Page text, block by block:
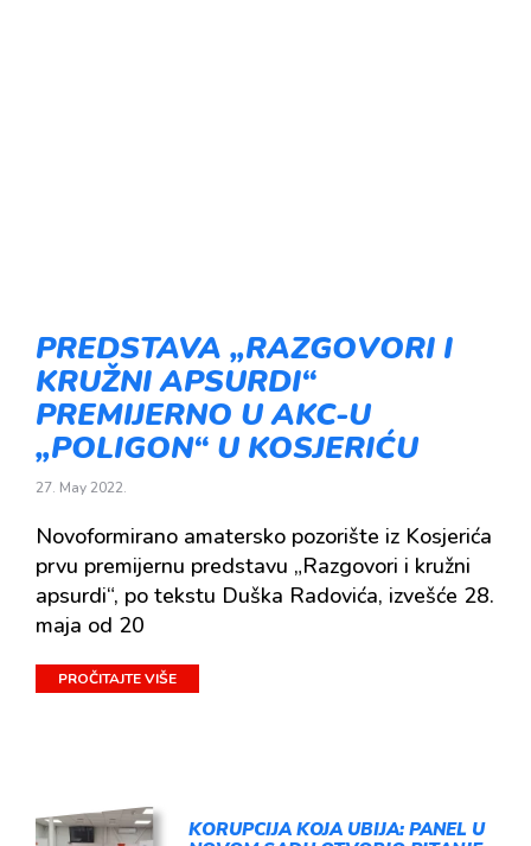
PREDSTAVA „RAZGOVORI I
KRUŽNI APSURDI“
PREMIJERNO U AKC-U
„POLIGON“ U KOSJERIĆU
27. May 2022.
Novoformirano amatersko pozorište iz Kosjerića
prvu premijernu predstavu „Razgovori i kružni
apsurdi“, po tekstu Duška Radovića, izvešće 28.
maja od 20
PROČITAJTE VIŠE
KORUPCIJA KOJA UBIJA: PANEL U